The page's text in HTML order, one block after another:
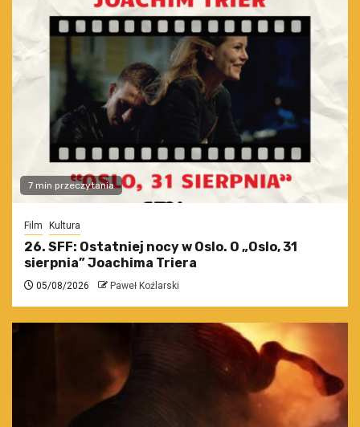
7 min przeczytania
Film Kultura
26. SFF: Ostatniej nocy w Oslo. O „Oslo, 31
sierpnia” Joachima Triera
05/08/2026 Paweł Koźlarski